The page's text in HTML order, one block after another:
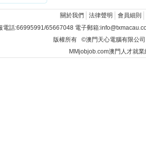
關於我們 法律聲明
會員細則
電話:66995991/65667048 電子郵箱
版權所有 ©澳門天心電腦有限公
MMjobjob.com澳門人才就